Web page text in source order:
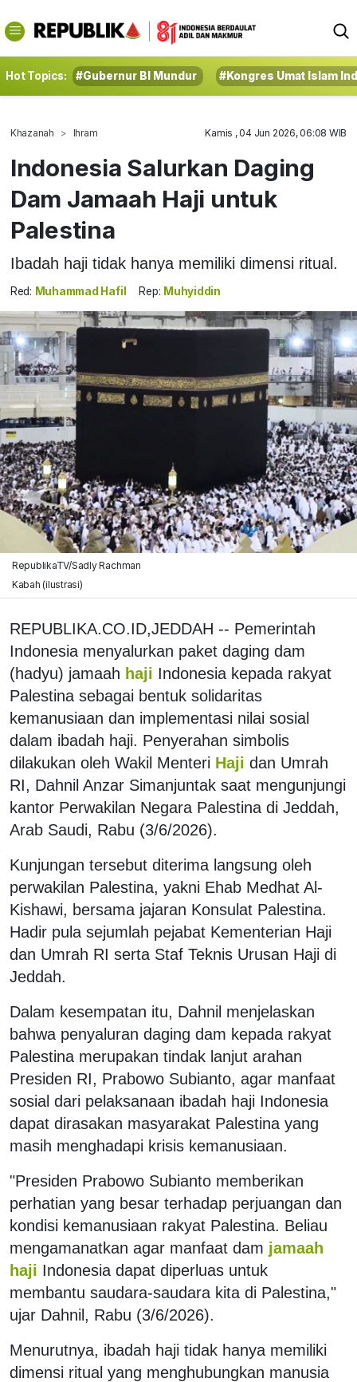
Hot Topics: #Gubernur BI Mundur #Kongres Umat Islam
Khazanah Ihram Kamis , 04 Jun 2026, 06:08 WIB
Indonesia Salurkan Daging
Dam Jamaah Haji untuk
Palestina
Ibadah haji tidak hanya memiliki dimensi ritual.
Red: Muhammad Hafil Rep: Muhyiddin
RepublikaTV/Sadly Rachman
Kabah (ilustrasi)
REPUBLIKA.CO.ID,JEDDAH -- Pemerintah
Indonesia menyalurkan paket daging dam
(hadyu) jamaah haji Indonesia kepada rakyat
Palestina sebagai bentuk solidaritas
kemanusiaan dan implementasi nilai sosial
dalam ibadah haji. Penyerahan simbolis
dilakukan oleh Wakil Menteri Haji dan Umrah
RI, Dahnil Anzar Simanjuntak saat mengunjungi
kantor Perwakilan Negara Palestina di Jeddah,
Arab Saudi, Rabu (3/6/2026).
Kunjungan tersebut diterima langsung oleh
perwakilan Palestina, yakni Ehab Medhat Al-
Kishawi, bersama jajaran Konsulat Palestina.
Hadir pula sejumlah pejabat Kementerian Haji
dan Umrah RI serta Staf Teknis Urusan Haji di
Jeddah.
Dalam kesempatan itu, Dahnil menjelaskan
bahwa penyaluran daging dam kepada rakyat
Palestina merupakan tindak lanjut arahan
Presiden RI, Prabowo Subianto, agar manfaat
sosial dari pelaksanaan ibadah haji Indonesia
dapat dirasakan masyarakat Palestina yang
masih menghadapi krisis kemanusiaan.
"Presiden Prabowo Subianto memberikan
perhatian yang besar terhadap perjuangan dan
kondisi kemanusiaan rakyat Palestina. Beliau
mengamanatkan agar manfaat dam jamaah
haji Indonesia dapat diperluas untuk
membantu saudara-saudara kita di Palestina,"
ujar Dahnil, Rabu (3/6/2026).
Menurutnya, ibadah haji tidak hanya memiliki
dimensi ritual yang menghubungkan manusia